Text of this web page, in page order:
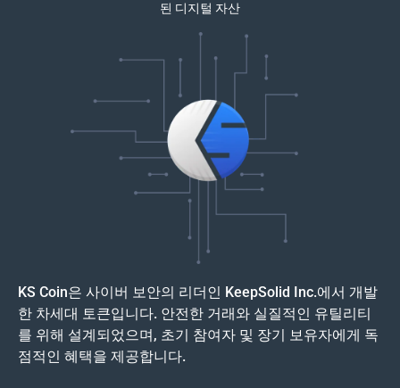
된 디지털 자산
KS Coin은 사이버 보안의 리더인 KeepSolid Inc.에서 개발
한 차세대 토큰입니다. 안전한 거래와 실질적인 유틸리티
를 위해 설계되었으며, 초기 참여자 및 장기 보유자에게 독
점적인 혜택을 제공합니다.